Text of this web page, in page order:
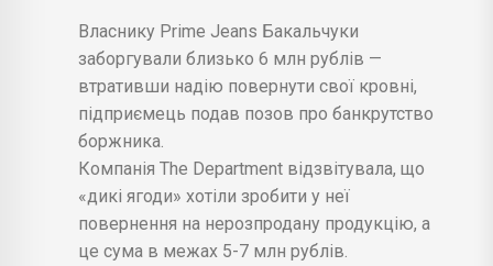
Власнику Prime Jeans Бакальчуки
заборгували близько 6 млн рублів —
втративши надію повернути свої кровні,
підприємець подав позов про банкрутство
боржника.
Компанія The Department відзвітувала, що
«дикі ягоди» хотіли зробити у неї
повернення на нерозпродану продукцію, а
це сума в межах 5-7 млн рублів.